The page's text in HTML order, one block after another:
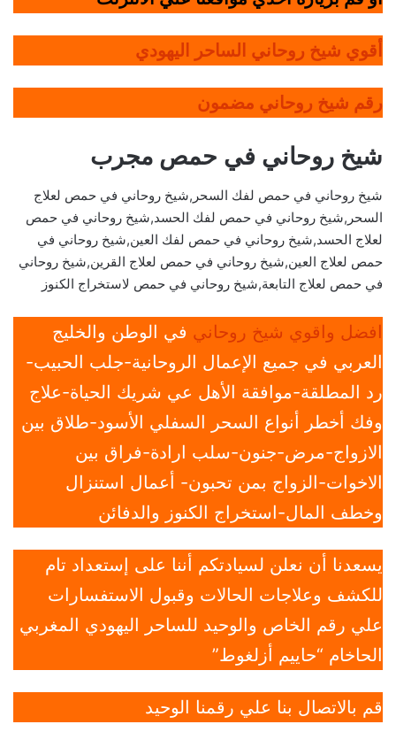
أقوي شيخ روحاني الساحر اليهودي
رقم شيخ روحاني مضمون
شيخ روحاني في حمص مجرب
شيخ روحاني في حمص لفك السحر,شيخ روحاني في حمص لعلاج
السحر,شيخ روحاني في حمص لفك الحسد,شيخ روحاني في حمص
لعلاج الحسد,شيخ روحاني في حمص لفك العين,شيخ روحاني في
حمص لعلاج العين,شيخ روحاني في حمص لعلاج القرين,شيخ روحاني
في حمص لعلاج التابعة,شيخ روحاني في حمص لاستخراج الكنوز
افضل واقوي شيخ روحاني في الوطن والخليج
العربي في جميع الإعمال الروحانية-جلب الحبيب-
رد المطلقة-موافقة الأهل عي شريك الحياة-علاج
وفك أخطر أنواع السحر السفلي الأسود-طلاق بين
الازواج-مرض-جنون-سلب ارادة-فراق بين
الاخوات-الزواج بمن تحبون- أعمال استنزال
وخطف المال-استخراج الكنوز والدفائن
يسعدنا أن نعلن لسيادتكم أننا على إستعداد تام
للكشف وعلاجات الحالات وقبول الاستفسارات
علي رقم الخاص والوحيد للساحر اليهودي المغربي
الحاخام “حاييم أزلغوط”
قم بالاتصال بنا علي رقمنا الوحيد